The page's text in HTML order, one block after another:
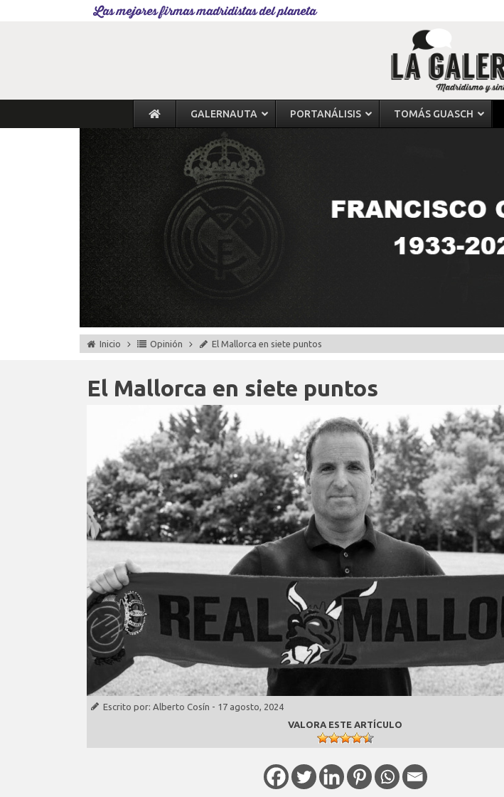
Las mejores firmas madridistas del planeta
GALERNAUTA PORTANÁLISIS TOMÁS GUASCH
Inicio Opinión El Mallorca en siete puntos
El Mallorca en siete puntos
Escrito por: Alberto Cosín - 17 agosto, 2024
VALORA ESTE ARTÍCULO